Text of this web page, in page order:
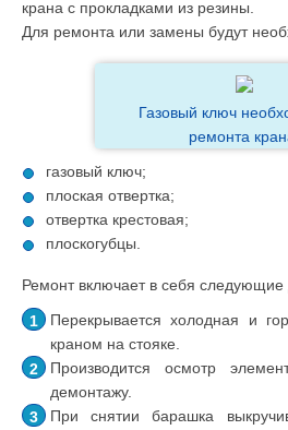
крана с прокладками из резины.
Для ремонта или замены будут
Газовый ключ
ремонта
газовый ключ;
плоская отвертка;
отвертка крестовая;
плоскогубцы.
Ремонт включает в себя следующие
Перекрывается холодная и
краном на стояке.
Производится осмотр
демонтажу.
При снятии барашка